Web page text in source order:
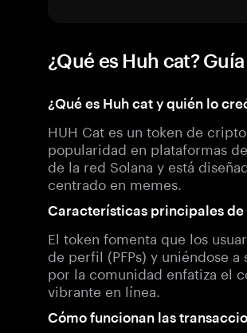
¿Qué es Huh cat?
¿Qué es Huh cat y quién lo
HUH Cat es un token de
popularidad en plataformas
de la red Solana y está
centrado en memes.
Características principales
El token fomenta que los
de perfil (PFPs) y uniéndose
por la comunidad enfatiza el
vibrante en línea.
Cómo funcionan las